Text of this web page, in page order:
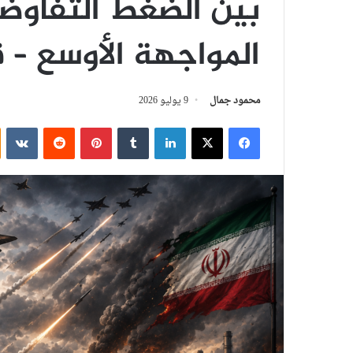
بين الضغط
المواجهة الأوسع
محمود جمال 9 يوليو 2026
فيسبوك ‫X لينكدإن بينتيريست